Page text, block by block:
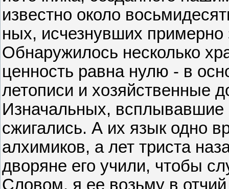
известно около
ных, исчезнувших
Обнаружилось несколько
ценность равна нулю - в
летописи и хозяйственные
Изначальных, всплывавшие
сжигались. А их язык одно
алхимиков, а лет триста
дворяне его учили, чтобы
Словом, я ее возьму в